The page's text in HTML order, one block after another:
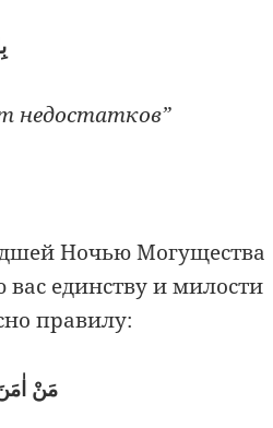
недостатков”
Ночью Могущества
единству и милости
правилу:
مَنْ